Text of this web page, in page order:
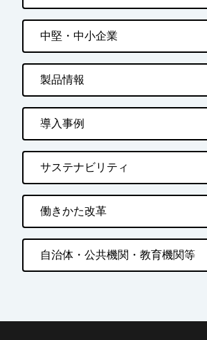
中堅・中小企業
製品情報
導入事例
サステナビリティ
働きかた改革
自治体・公共機関・教育機関等